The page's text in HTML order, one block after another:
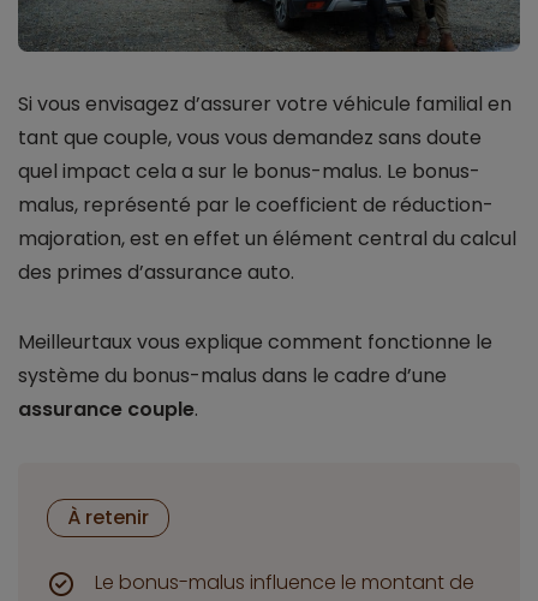
Si vous envisagez d’assurer votre véhicule familial en
tant que couple, vous vous demandez sans doute
quel impact cela a sur le bonus-malus. Le bonus-
malus, représenté par le coefficient de réduction-
majoration, est en effet un élément central du calcul
des primes d’assurance auto.
Meilleurtaux vous explique comment fonctionne le
système du bonus-malus dans le cadre d’une
assurance couple.
À retenir
Le bonus-malus influence le montant de